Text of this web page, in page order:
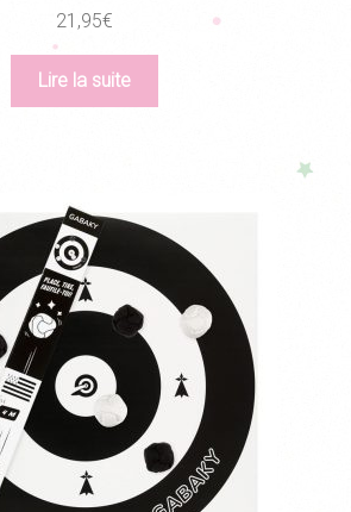
21,95€
Lire la suite